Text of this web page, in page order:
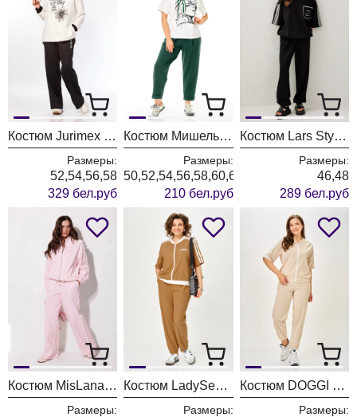
Костюм Jurimex West 3535
Размеры:
52,54,56,58
329 бел.руб
Костюм Мишель Шик 1458 темный изумруд+ белый
Размеры:
50,52,54,56,58,60,62,64
210 бел.руб
Костюм Lars Style 1238-1 черный+молочный
Размеры:
46,48
289 бел.руб
Костюм MisLana 1326 розовый
Размеры:
Костюм LadySecret 26237 карамель
Размеры:
Костюм DOGGI 26257 бежевый
Размеры: